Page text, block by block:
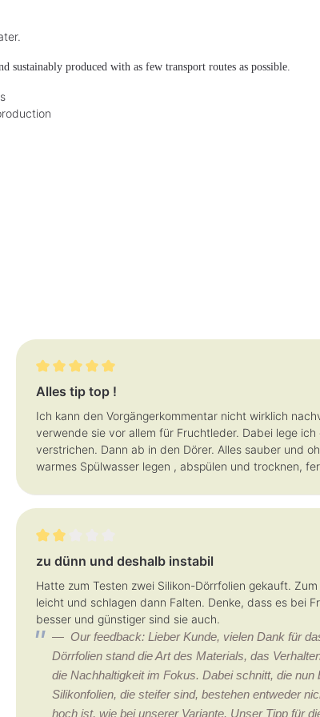
produced with as few transport routes as possible.
Review with rating of 5 out of 5 stars
Alles tip top !
Ich kann den Vorgängerkommentar nicht wirklich
verwende sie vor allem für Fruchtleder. Dabei lege
verstrichen. Dann ab in den Dörer. Alles sauber und
warmes Spülwasser legen , abspülen und trocknen,
Review with rating of 2 out of 5 stars
zu dünn und deshalb instabil
Hatte zum Testen zwei Silikon-Dörrfolien gekauft.
leicht und schlagen dann Falten. Denke, dass es bei
besser und günstiger sind sie auch.
Our feedback: Lieber Kunde, vielen Dank für
Dörrfolien stand die Art des Materials, das
die Nachhaltigkeit im Fokus. Dabei schnitt, die
Silikonfolien, die steifer sind, bestehen entweder
hoch ist, wie bei unserer Variante. Unser Tipp für